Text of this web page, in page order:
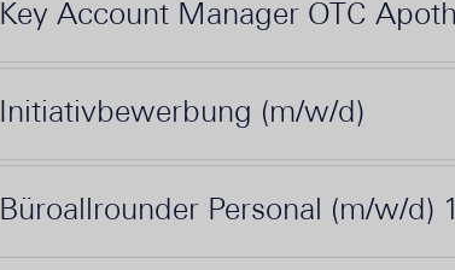
Key Account Manager OTC
Initiativbewerbung (m/w/d)
Büroallrounder Personal (m/w/d)